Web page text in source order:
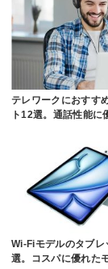
テレワークにおすす
ト12選。通話性能
Wi-Fiモデルのタブレ
選。コスパに優れた